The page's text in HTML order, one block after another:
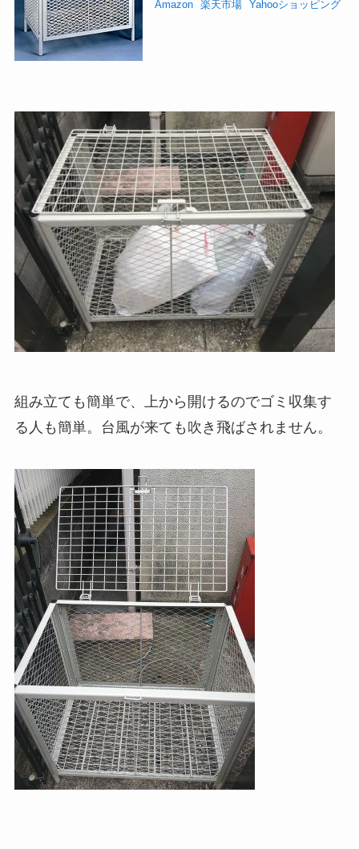
Amazon 楽天市場 Yahooショッピング
組み立ても簡単で、上から開けるのでゴミ収集す
る人も簡単。台風が来ても吹き飛ばされません。